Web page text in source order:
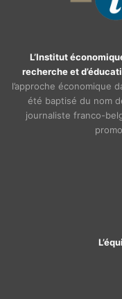
L’Institut
recherche et
l’approche économique
été baptisé du nom
journaliste franco-